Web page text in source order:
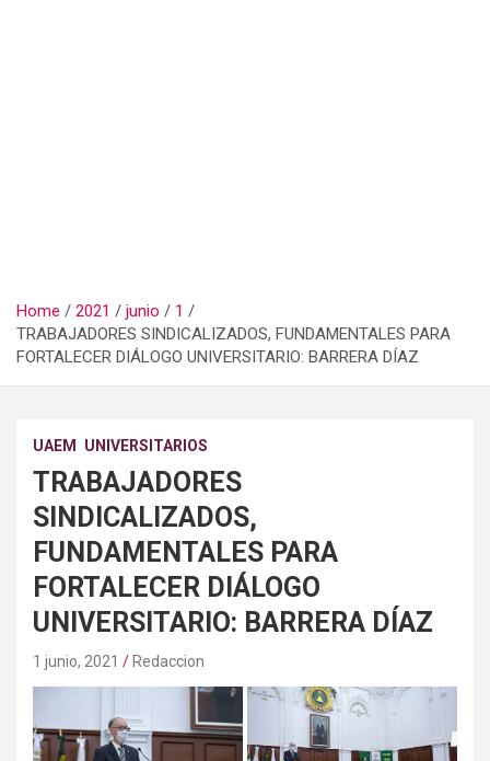
Home 2021 junio
1
TRABAJADORES SINDICALIZADOS, FUNDAMENTALES PARA
FORTALECER DIÁLOGO UNIVERSITARIO: BARRERA DÍAZ
UAEM UNIVERSITARIOS
TRABAJADORES
SINDICALIZADOS,
FUNDAMENTALES PARA
FORTALECER DIÁLOGO
UNIVERSITARIO: BARRERA DÍAZ
1 junio, 2021 Redaccion